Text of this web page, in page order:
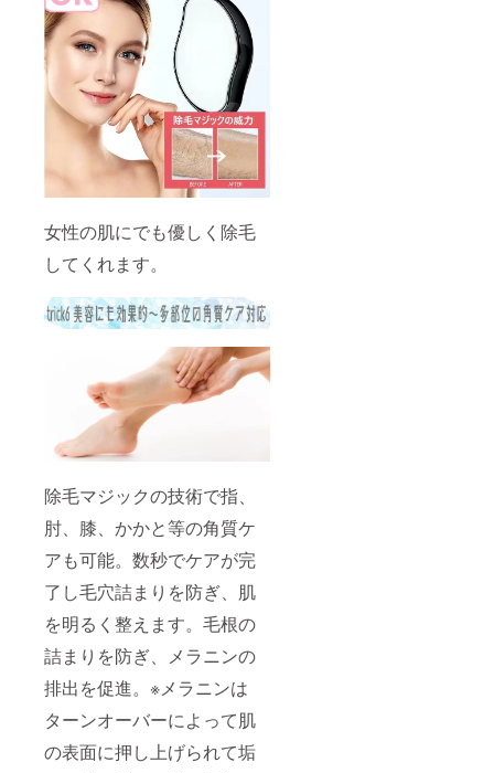
女性の肌にでも優しく除毛
してくれます。
除毛マジックの技術で指、
肘、膝、かかと等の角質ケ
アも可能。数秒でケアが完
了し毛穴詰まりを防ぎ、肌
を明るく整えます。毛根の
詰まりを防ぎ、メラニンの
排出を促進。※メラニンは
ターンオーバーによって肌
の表面に押し上げられて垢